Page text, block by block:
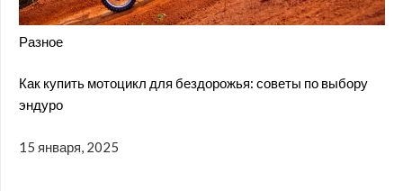
Разное
Как купить мотоцикл для бездорожья: советы по выбору
эндуро
15 января, 2025